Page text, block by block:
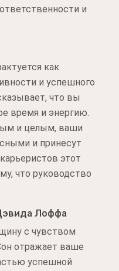
и
как
и успешного
что вы
время и энергию.
и целым, ваши
и принесут
этот
что руководство
Лоффа
с чувством
отражает ваше
успешной